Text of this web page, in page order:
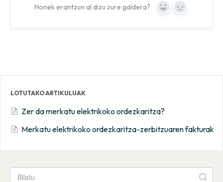
Honek erantzun al dizu zure galdera? Yes No
LOTUTAKO ARTIKULUAK
Zer da merkatu elektrikoko ordezkaritza?
Merkatu elektrikoko ordezkaritza-zerbitzuaren fakturak